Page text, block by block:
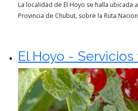
La localidad de El Hoyo se halla ubicada
Provincia de Chubut, sobre la Ruta
El Hoyo -